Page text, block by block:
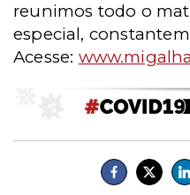
reunimos todo o
especial,
Acesse: